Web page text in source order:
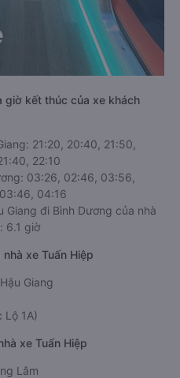
giờ kết thúc của xe khách
21:20, 20:40, 21:50,
22:10
03:26, 02:46, 03:56,
04:16
Giang đi Bình Dương của nhà
6.1 giờ
xe Tuấn Hiệp
Giang
Lộ 1A)
xe Tuấn Hiệp
Lâm